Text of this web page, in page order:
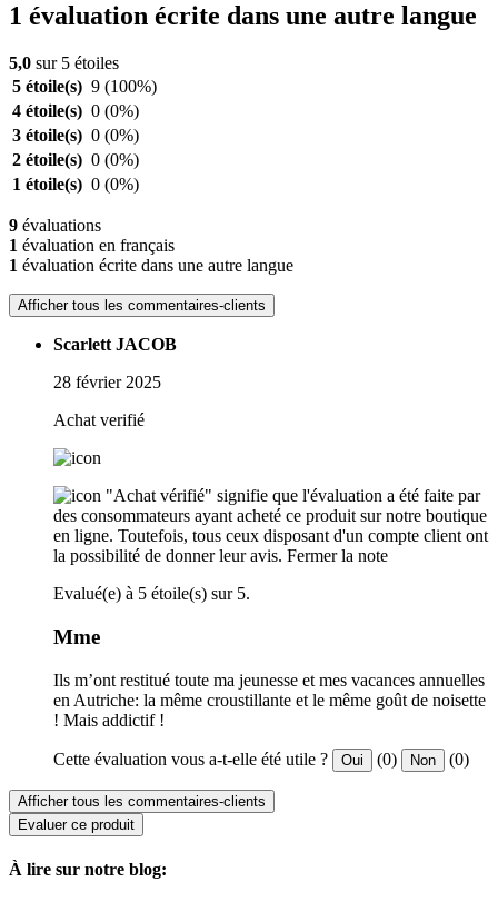
1 évaluation écrite dans une autre langue
5,0 sur 5 étoiles
5 étoile(s) 9 (100%)
4 étoile(s) 0 (0%)
3 étoile(s) 0 (0%)
2 étoile(s) 0 (0%)
1 étoile(s) 0 (0%)
9 évaluations
1 évaluation en français
1 évaluation écrite dans une autre langue
Afficher tous les commentaires-clients
Scarlett JACOB
28 février 2025
Achat verifié
"Achat vérifié" signifie que l'évaluation a été faite par
des consommateurs ayant acheté ce produit sur notre boutique
en ligne. Toutefois, tous ceux disposant d'un compte client ont
la possibilité de donner leur avis. Fermer la note
Evalué(e) à 5 étoile(s) sur 5.
Mme
Ils m’ont restitué toute ma jeunesse et mes vacances annuelles
en Autriche: la même croustillante et le même goût de noisette
! Mais addictif !
Cette évaluation vous a-t-elle été utile ? Oui (0) Non (0)
Afficher tous les commentaires-clients
Evaluer ce produit
À lire sur notre blog: